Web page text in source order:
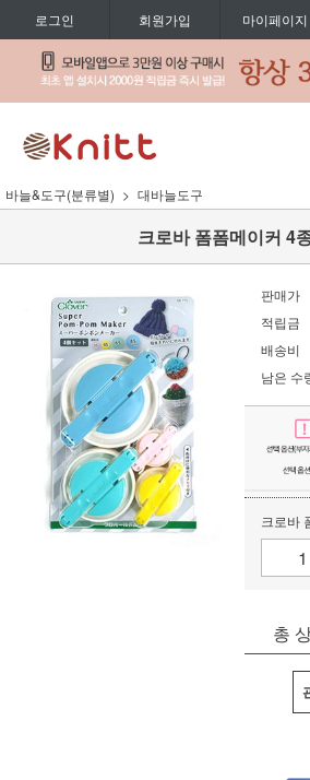
로그인 회원가입 마이페이지
바늘&도구(분류별) 대바늘도구
크로바 폼폼메이커 4
판매가
적립금
배송비
남은 수
크로바
총